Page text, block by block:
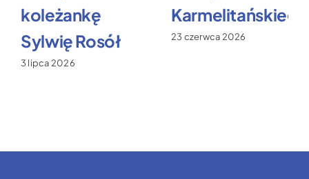
koleżankę
Sylwię Rosół
3 lipca 2026
Karmelitańskiego
23 czerwca 2026